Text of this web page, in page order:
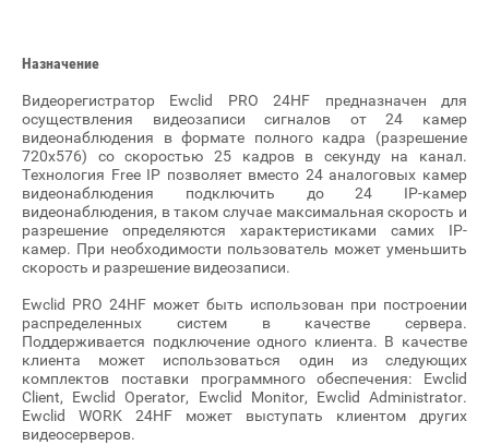
Назначение
Видеорегистратор Ewclid PRO 24HF предназначен для
осуществления видеозаписи сигналов от 24 камер
видеонаблюдения в формате полного кадра (разрешение
720х576) со скоростью 25 кадров в секунду на канал.
Технология Free IP позволяет вместо 24 аналоговых камер
видеонаблюдения подключить до 24 IP-камер
видеонаблюдения, в таком случае максимальная скорость и
разрешение определяются характеристиками самих IP-
камер. При необходимости пользователь может уменьшить
скорость и разрешение видеозаписи.
Ewclid PRO 24HF может быть использован при построении
распределенных систем в качестве сервера.
Поддерживается подключение одного клиента. В качестве
клиента может использоваться один из следующих
комплектов поставки программного обеспечения: Ewclid
Client, Ewclid Operator, Ewclid Monitor, Ewclid Administrator.
Ewclid WORK 24HF может выступать клиентом других
видеосерверов.